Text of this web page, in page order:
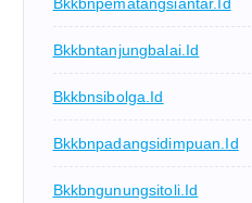
Bkkbnpematangsiantar.id
Bkkbntanjungbalai.id
Bkkbnsibolga.id
Bkkbnpadangsidimpuan.id
Bkkbngunungsitoli.id